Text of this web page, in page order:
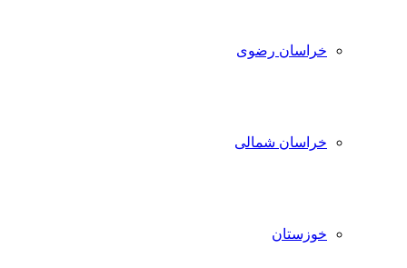
خراسان رضوی
خراسان شمالی
خوزستان